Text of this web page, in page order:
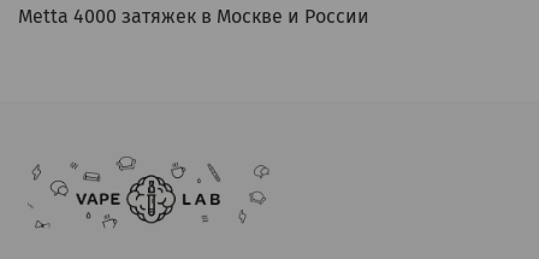
Metta 4000 затяжек в Москве и России